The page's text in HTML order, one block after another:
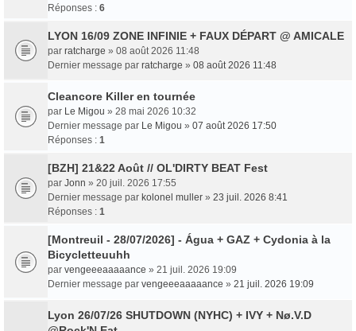
Réponses : 6
LYON 16/09 ZONE INFINIE + FAUX DÉPART @ AMICALE
par ratcharge » 08 août 2026 11:48
Dernier message par ratcharge » 08 août 2026 11:48
Cleancore Killer en tournée
par Le Migou » 28 mai 2026 10:32
Dernier message par Le Migou » 07 août 2026 17:50
Réponses : 1
[BZH] 21&22 Août // OL'DIRTY BEAT Fest
par Jonn » 20 juil. 2026 17:55
Dernier message par kolonel muller » 23 juil. 2026 8:41
Réponses : 1
[Montreuil - 28/07/2026] - Água + GAZ + Cydonia à la
Bicycletteuuhh
par vengeeeaaaaance » 21 juil. 2026 19:09
Dernier message par vengeeeaaaaance » 21 juil. 2026 19:09
Lyon 26/07/26 SHUTDOWN (NYHC) + IVY + Nø.V.D